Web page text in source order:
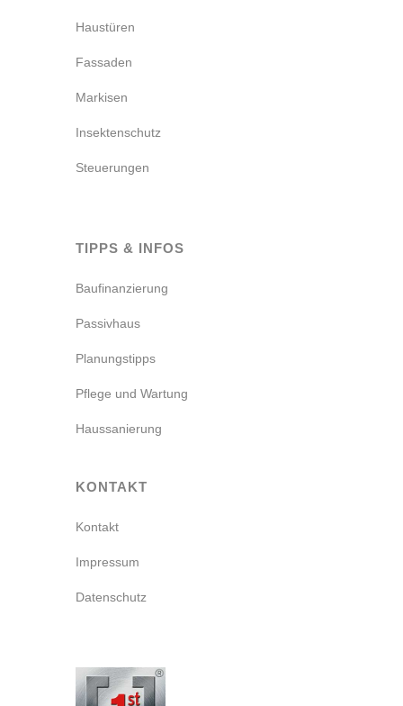
Haustüren
Fassaden
Markisen
Insektenschutz
Steuerungen
TIPPS & INFOS
Baufinanzierung
Passivhaus
Planungstipps
Pflege und Wartung
Haussanierung
KONTAKT
Kontakt
Impressum
Datenschutz